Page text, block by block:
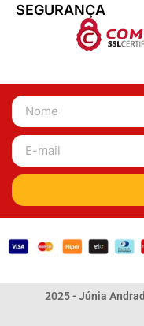
SEGURANÇA
2025 - Júnia